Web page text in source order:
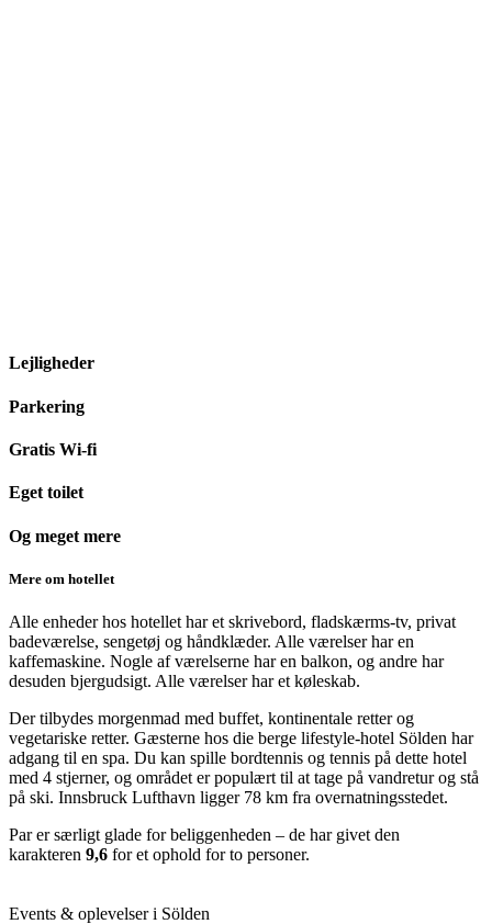
Lejligheder
Parkering
Gratis Wi-fi
Eget toilet
Og meget mere
Mere om hotellet
Alle enheder hos hotellet har et skrivebord, fladskærms-tv, privat
badeværelse, sengetøj og håndklæder. Alle værelser har en
kaffemaskine. Nogle af værelserne har en balkon, og andre har
desuden bjergudsigt. Alle værelser har et køleskab.
Der tilbydes morgenmad med buffet, kontinentale retter og
vegetariske retter. Gæsterne hos die berge lifestyle-hotel Sölden har
adgang til en spa. Du kan spille bordtennis og tennis på dette hotel
med 4 stjerner, og området er populært til at tage på vandretur og stå
på ski. Innsbruck Lufthavn ligger 78 km fra overnatningsstedet.
Par er særligt glade for beliggenheden – de har givet den
karakteren 9,6 for et ophold for to personer.
Events & oplevelser i Sölden